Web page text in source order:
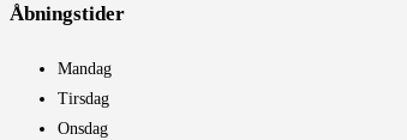
Åbningstider​
Mandag
Tirsdag
Onsdag